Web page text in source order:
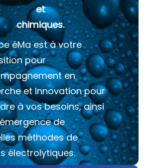
et
chimiques.
éMa est à votre
pour
en
et Innovation pour
à vos besoins, ainsi
de
méthodes de
électrolytiques.